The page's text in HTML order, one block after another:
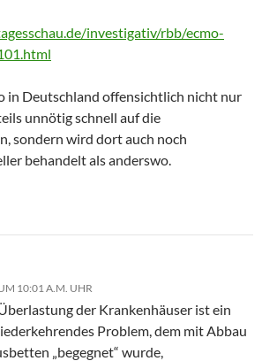
investigativ/rbb/ecmo-
in Deutschland offensichtlich nicht nur
unnötig schnell auf die
sondern wird dort auch noch
behandelt als anderswo.
10:01 A.M. UHR
der Krankenhäuser ist ein
Problem, dem mit Abbau
„begegnet“ wurde,